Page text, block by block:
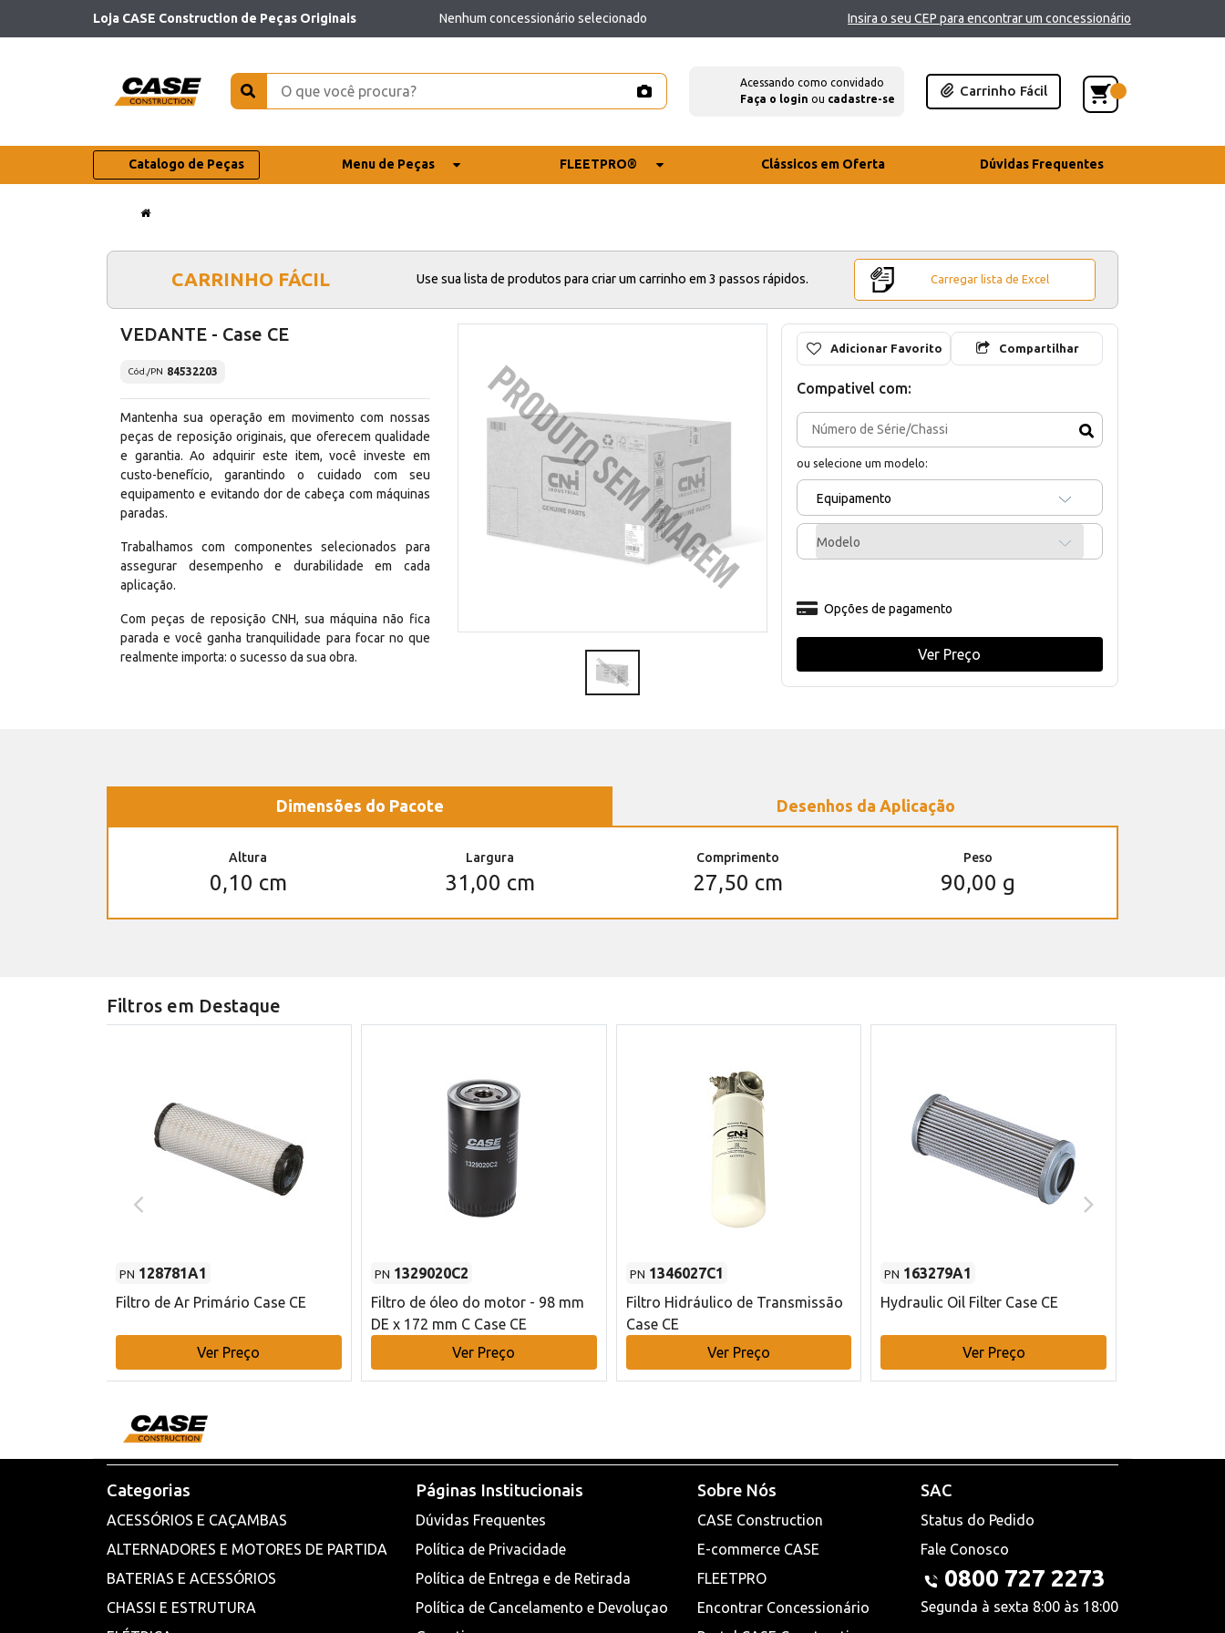
Loja CASE Construction de Peças Originais Nenhum concessionário selecionado Insira o seu CEP para encontrar um concessionário
Acessando como convidado
Faça o login ou cadastre-se
Carrinho Fácil
Catalogo de Peças Menu de Peças FLEETPRO® Clássicos em Oferta Dúvidas Frequentes
CARRINHO FÁCIL Use sua lista de produtos para criar um carrinho em 3 passos rápidos. Carregar lista de Excel
VEDANTE - Case CE
Cód./PN 84532203
Mantenha sua operação em movimento com nossas
peças de reposição originais, que oferecem qualidade
e garantia. Ao adquirir este item, você investe em
custo-benefício, garantindo o cuidado com seu
equipamento e evitando dor de cabeça com máquinas
paradas.
Trabalhamos com componentes selecionados para
assegurar desempenho e durabilidade em cada
aplicação.
Com peças de reposição CNH, sua máquina não fica
parada e você ganha tranquilidade para focar no que
realmente importa: o sucesso da sua obra.
Adicionar Favorito Compartilhar
Compativel com:
ou selecione um modelo:
Equipamento
Modelo
Opções de pagamento
Ver Preço
Dimensões do Pacote Desenhos da Aplicação
Altura
0,10 cm
Largura
31,00 cm
Comprimento
27,50 cm
Peso
90,00 g
Filtros em Destaque
PN 128781A1
Filtro de Ar Primário Case CE
Ver Preço
PN 1329020C2
Filtro de óleo do motor - 98 mm
DE x 172 mm C Case CE
Ver Preço
PN 1346027C1
Filtro Hidráulico de Transmissão
Case CE
Ver Preço
PN 163279A1
Hydraulic Oil Filter Case CE
Ver Preço
Categorias
ACESSÓRIOS E CAÇAMBAS
ALTERNADORES E MOTORES DE PARTIDA
BATERIAS E ACESSÓRIOS
CHASSI E ESTRUTURA
Páginas Institucionais
Dúvidas Frequentes
Política de Privacidade
Política de Entrega e de Retirada
Política de Cancelamento e Devoluçao
Sobre Nós
CASE Construction
E-commerce CASE
FLEETPRO
Encontrar Concessionário
SAC
Status do Pedido
Fale Conosco
0800 727 2273
Segunda à sexta 8:00 às 18:00